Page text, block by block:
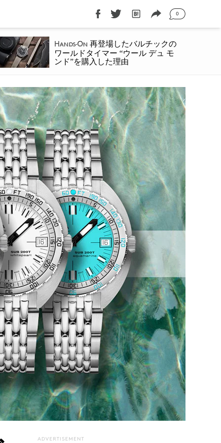
0
Hands-On 再登場したバルチックの
ワールドタイマー “ウール デュ モ
ンド”を購入した理由
ADVERTISEMENT